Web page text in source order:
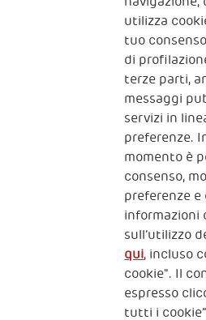
The Human
CONTATTACI
2, Piazza Duca degli
Trieste
Fiscal code (Italy)
VAT code
utilizza
tuo
di
terze parti,
messaggi
servizi in
preferenze.
momento è
consenso,
preferenze
sull’utilizzo
qui, incluso
cookie". Il
espresso
tutti i